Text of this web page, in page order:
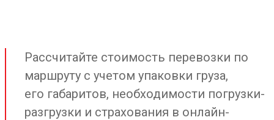
Рассчитайте стоимость перевозки по
маршруту с учетом упаковки груза,
его габаритов, необходимости погрузки-
разгрузки и страхования в онлайн-